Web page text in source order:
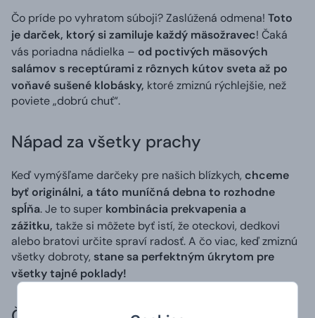
Čo príde po vyhratom súboji? Zaslúžená odmena! Toto
je darček, ktorý si zamiluje každý mäsožravec! Čaká
vás poriadna nádielka – od poctivých mäsových
salámov s receptúrami z rôznych kútov sveta až po
voňavé sušené klobásky, ktoré zmiznú rýchlejšie, než
poviete „dobrú chuť“.
Nápad za všetky prachy
Keď vymýšľame darčeky pre našich blízkych, chceme
byť originálni, a táto muníčná debna to rozhodne
spĺňa. Je to super kombinácia prekvapenia a
zážitku, takže si môžete byť istí, že oteckovi, dedkovi
alebo bratovi určite spraví radosť. A čo viac, keď zmiznú
všetky dobroty, stane sa perfektným úkrytom pre
všetky tajné poklady!